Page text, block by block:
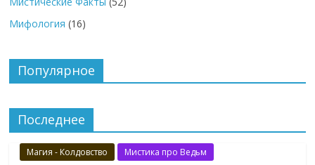
Мифология (16)
Популярное
Последнее
Магия - Колдовство Мистика про Ведьм